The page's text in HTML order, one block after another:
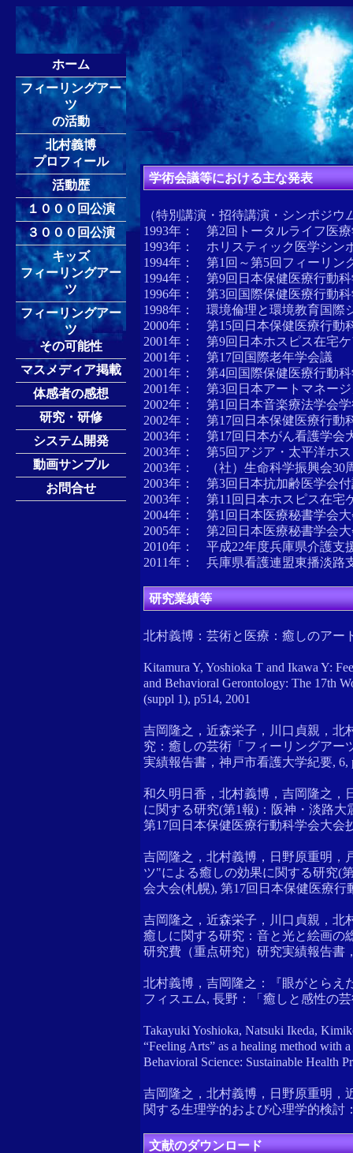
ホーム
フィーリングアー
ツ
の活動
北村義博
プロフィール
活動歴
１０００回公演
３０００回公演
キッズ
フィーリングアー
ツ
フィーリングアー
ツ
その可能性
マスメディア掲載
体感者の感想
研究・研修
システム開発
動画サンプル
お問合せ
学術会議等における主な発表
（特別講演・招待講演・シンポジウ
1993年： 第2回トータルライフ医
1993年： ホリスティック医学シン
1994年： 第1回～第5回フィーリン
1994年： 第9回日本保健医療行動
1996年： 第3回国際保健医療行動
1998年： 環境倫理と環境教育国際
2000年： 第15回日本保健医療行動
2001年： 第9回日本ホスピス在宅
2001年： 第17回国際老年学会議
2001年： 第4回国際保健医療行動
2001年： 第3回日本アートマネー
2002年： 第1回日本音楽療法学会
2002年： 第17回日本保健医療行動
2003年： 第17回日本がん看護学会
2003年： 第5回アジア・太平洋ホ
2003年： （社）生命科学振興会30
2003年： 第3回日本抗加齢医学会
2003年： 第11回日本ホスピス在宅
2004年： 第1回日本医療秘書学会
2005年： 第2回日本医療秘書学会
2010年： 平成22年度兵庫県介護支
2011年： 兵庫県看護連盟東播淡路
研究業績等
北村義博：芸術と医療：癒しのアー
Kitamura Y, Yoshioka T and Ikawa Y:
and Behavioral Gerontology: The 17th
(suppl 1), p514, 2001
吉岡隆之，近森栄子，川口貞親，北
究：癒しの芸術「フィーリングアー
実績報告書，神戸市看護大学紀要, 6,
和久明日香，北村義博，吉岡隆之，
に関する研究(第1報)：阪神・淡路
第17回日本保健医療行動科学会大会
吉岡隆之，北村義博，日野原重明，
ツ"による癒しの効果に関する研究(
会大会(札幌), 第17回日本保健医療行
吉岡隆之，近森栄子，川口貞親，北
癒しに関する研究：音と光と絵画の
研究費（重点研究）研究実績報告書
北村義博，吉岡隆之：『眼がとら
フィスエム, 長野：「癒しと感性の
Takayuki Yoshioka, Natsuki Ikeda,
“Feeling Arts” as a healing method with
Behavioral Science: Sustainable Health
吉岡隆之，北村義博，日野原重明，
関する生理学的および心理学的検討
文献のダウンロード